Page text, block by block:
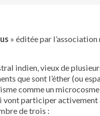
» éditée par
indien, vieux de
que sont l’éther (ou
comme un
participer
de trois :